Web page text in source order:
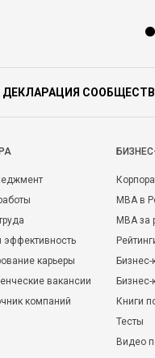
ДЕКЛАРАЦИЯ
эффективность
карьеры
вакансии
компаний
MBA в
MBA
Бизнес-
Книги
Тесты
Видео